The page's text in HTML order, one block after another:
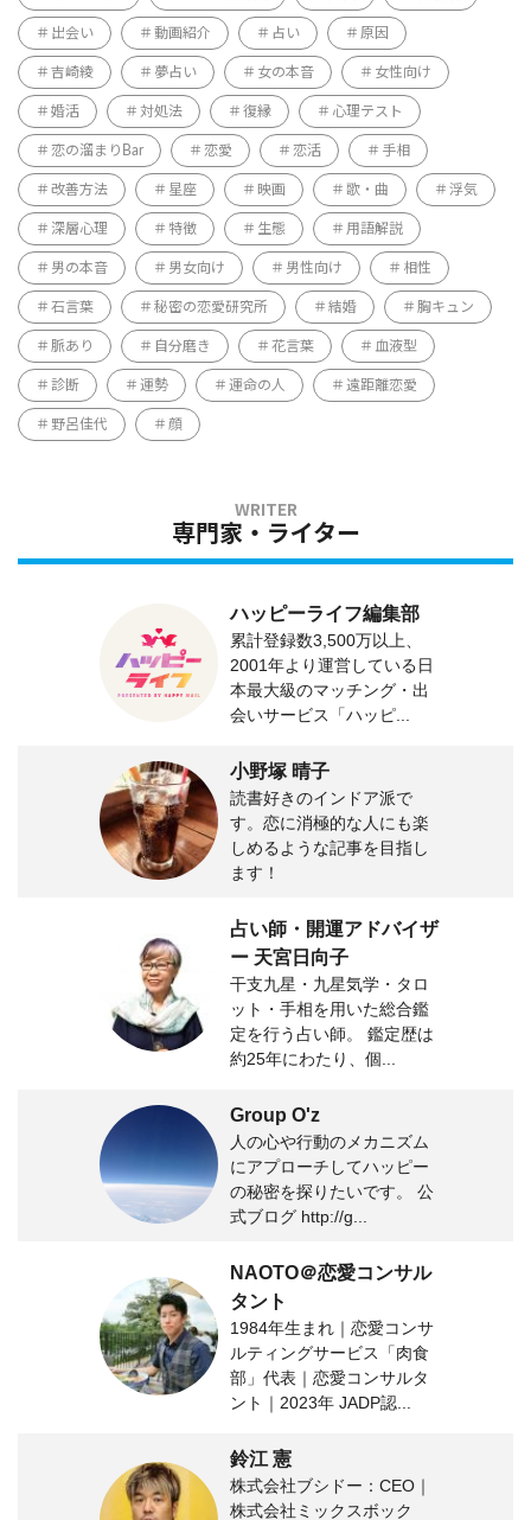
出会い 動画紹介 占い 原因
吉崎綾 夢占い 女の本音 女性向け
婚活 対処法 復縁 心理テスト
恋の溜まりBar 恋愛 恋活 手相
改善方法 星座 映画 歌・曲 浮気
深層心理 特徴 生態 用語解説
男の本音 男女向け 男性向け 相性
石言葉 秘密の恋愛研究所 結婚 胸キュン
脈あり 自分磨き 花言葉 血液型
診断 運勢 運命の人 遠距離恋愛
野呂佳代 顔
専門家・ライター
ハッピーライフ編集部
累計登録数3,500万以上、
2001年より運営している日
本最大級のマッチング・出
会いサービス「ハッピ...
小野塚 晴子
読書好きのインドア派で
す。恋に消極的な人にも楽
しめるような記事を目指し
ます！
占い師・開運アドバイザ
ー 天宮日向子
干支九星・九星気学・タロ
ット・手相を用いた総合鑑
定を行う占い師。 鑑定歴は
約25年にわたり、個...
Group O'z
人の心や行動のメカニズム
にアプローチしてハッピー
の秘密を探りたいです。 公
式ブログ http://g...
NAOTO＠恋愛コンサル
タント
1984年生まれ｜恋愛コンサ
ルティングサービス「肉食
部」代表｜恋愛コンサルタ
ント｜2023年 JADP認...
鈴江 憲
株式会社ブシドー：CEO｜
株式会社ミックスボック